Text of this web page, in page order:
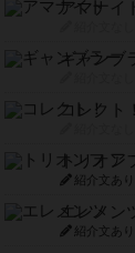
アマナイ
ギャンブ
コレクト！
トリオン
紹介文あり
エレメン
紹介文あり